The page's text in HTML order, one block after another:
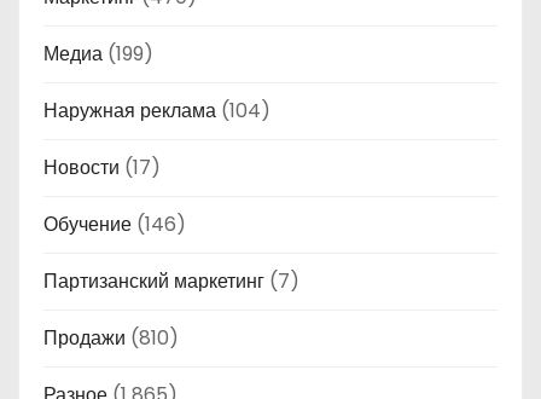
Медиа (199)
Наружная реклама (104)
Новости (17)
Обучение (146)
Партизанский маркетинг (7)
Продажи (810)